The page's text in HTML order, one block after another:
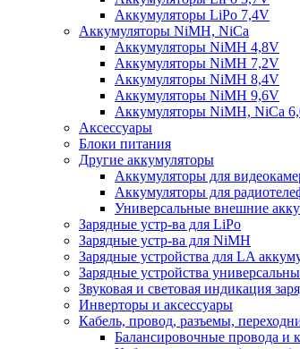
Аккумуляторы LiPo 7,4V
Аккумуляторы NiMH, NiCa
Аккумуляторы NiMH 4,8V
Аккумуляторы NiMH 7,2V
Аккумуляторы NiMH 8,4V
Аккумуляторы NiMH 9,6V
Аккумуляторы NiMH, NiCa
Аксессуары
Блоки питания
Другие аккумуляторы
Аккумуляторы для
Аккумуляторы для
Универсальные внешние
Зарядные устр-ва для LiPo
Зарядные устр-ва для NiMH
Зарядные устройства для LA
Зарядные устройства
Звуковая и световая индикация
Инверторы и аксессуары
Кабель, провод, разъемы,
Балансировочные провода и